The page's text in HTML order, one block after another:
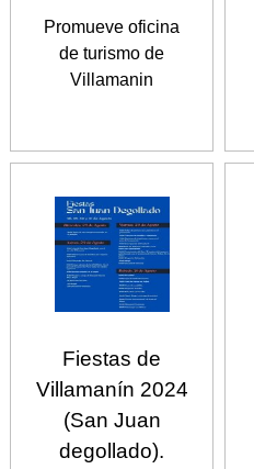
Promueve oficina
de turismo de
Villamanin
Fiestas de
Villamanín 2024
(San Juan
degollado).